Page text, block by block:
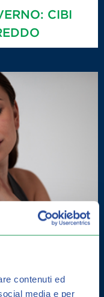
contenuti ed
media e per
CIBI